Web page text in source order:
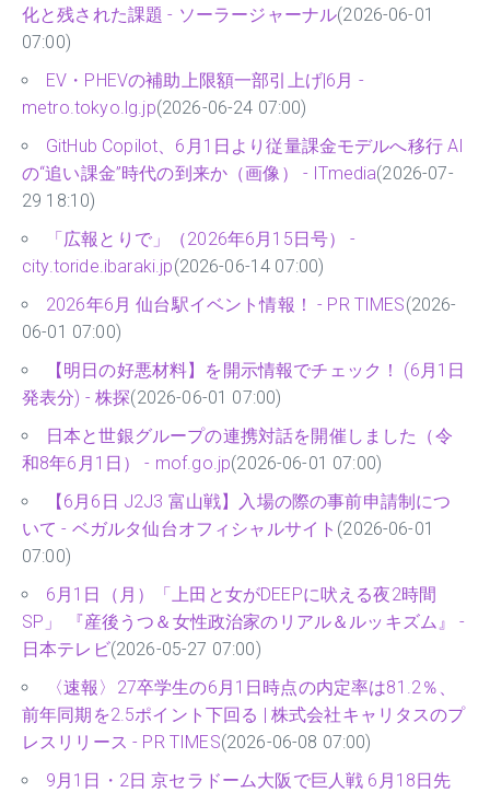
化と残された課題 - ソーラージャーナル(2026-06-01
07:00)
EV・PHEVの補助上限額一部引上げ|6月 -
metro.tokyo.lg.jp(2026-06-24 07:00)
GitHub Copilot、6月1日より従量課金モデルへ移行 AI
の“追い課金”時代の到来か（画像） - ITmedia(2026-07-
29 18:10)
「広報とりで」（2026年6月15日号） -
city.toride.ibaraki.jp(2026-06-14 07:00)
2026年6月 仙台駅イベント情報！ - PR TIMES(2026-
06-01 07:00)
【明日の好悪材料】を開示情報でチェック！ (6月1日
発表分) - 株探(2026-06-01 07:00)
日本と世銀グループの連携対話を開催しました（令
和8年6月1日） - mof.go.jp(2026-06-01 07:00)
【6月6日 J2J3 富山戦】入場の際の事前申請制につ
いて - ベガルタ仙台オフィシャルサイト (2026-06-01
07:00)
6月1日（月）「上田と女がDEEPに吠える夜2時間
SP」 『産後うつ＆女性政治家のリアル＆ルッキズム』 -
日本テレビ(2026-05-27 07:00)
〈速報〉27卒学生の6月1日時点の内定率は81.2％、
前年同期を2.5ポイント下回る | 株式会社キャリタスのプ
レスリリース - PR TIMES(2026-06-08 07:00)
9月1日・2日 京セラドーム大阪で巨人戦 6月18日先